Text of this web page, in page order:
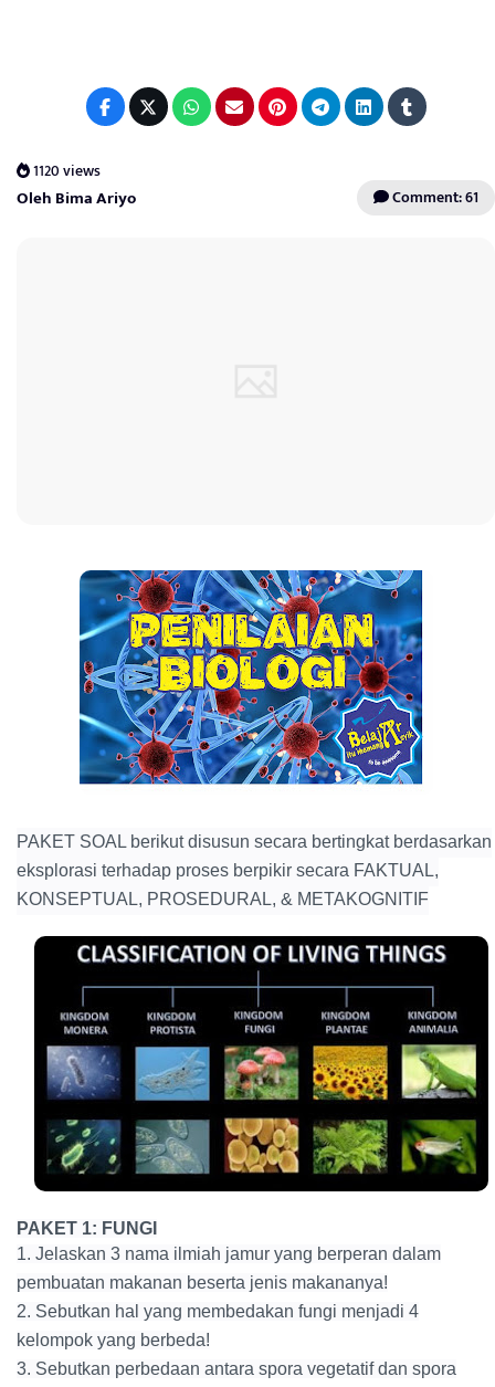
1120 views
Oleh Bima Ariyo Comment: 61
PAKET SOAL berikut disusun secara bertingkat berdasarkan
eksplorasi terhadap proses berpikir secara FAKTUAL,
KONSEPTUAL, PROSEDURAL, & METAKOGNITIF
PAKET 1: FUNGI
1. Jelaskan 3 nama ilmiah jamur yang berperan dalam
pembuatan makanan beserta jenis makananya!
2. Sebutkan hal yang membedakan fungi menjadi 4
kelompok yang berbeda!
3. Sebutkan perbedaan antara spora vegetatif dan spora